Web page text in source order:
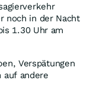
noch in der Nacht
1.30 Uhr am
Verspätungen
auf andere